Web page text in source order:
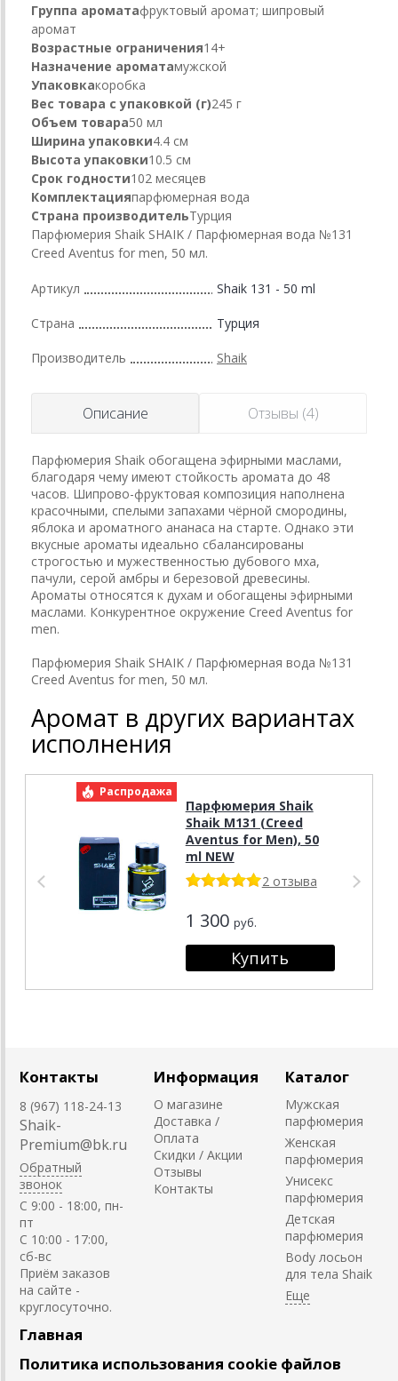
Группа ароматафруктовый аромат; шипровый
аромат
Возрастные ограничения14+
Назначение ароматамужской
Упаковкакоробка
Вес товара с упаковкой (г)245 г
Объем товара50 мл
Ширина упаковки4.4 см
Высота упаковки10.5 см
Срок годности102 месяцев
Комплектацияпарфюмерная вода
Страна производительТурция
Парфюмерия Shaik SHAIK / Парфюмерная вода №131
Creed Aventus for men, 50 мл.
Артикул Shaik 131 - 50 ml
Страна Турция
Производитель Shaik
Описание Отзывы (4)
Парфюмерия Shaik обогащена эфирными маслами,
благодаря чему имеют стойкость аромата до 48
часов. Шипрово-фруктовая композиция наполнена
красочными, спелыми запахами чёрной смородины,
яблока и ароматного ананаса на старте. Однако эти
вкусные ароматы идеально сбалансированы
строгостью и мужественностью дубового мха,
пачули, серой амбры и березовой древесины.
Ароматы относятся к духам и обогащены эфирными
маслами. Конкурентное окружение Creed Aventus for
men.
Парфюмерия Shaik SHAIK / Парфюмерная вода №131
Creed Aventus for men, 50 мл.
Аромат в других вариантах
исполнения
Распродажа
Парфюмерия Shaik
Shaik M131 (Creed
Aventus for Men), 50
ml NEW
2 отзыва
1 300 руб.
Контакты
8 (967) 118-24-13
Shaik-
Premium@bk.ru
Обратный
звонок
C 9:00 - 18:00, пн-
пт
С 10:00 - 17:00,
сб-вс
Приём заказов
на сайте -
круглосуточно.
Информация
О магазине
Доставка /
Оплата
Скидки / Акции
Отзывы
Контакты
Каталог
Мужская
парфюмерия
Женская
парфюмерия
Унисекс
парфюмерия
Детская
парфюмерия
Body лосьон
для тела Shaik
Главная
Политика использования cookie файлов